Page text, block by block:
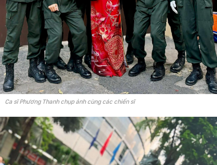
Ca sĩ Phương Thanh chụp ảnh cùng các chiến sĩ